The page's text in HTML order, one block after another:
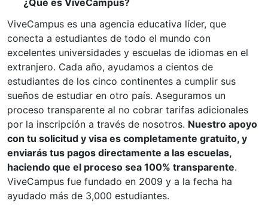
¿Qué es ViveCampus?
ViveCampus es una agencia educativa líder, que
conecta a estudiantes de todo el mundo con
excelentes universidades y escuelas de idiomas en el
extranjero. Cada año, ayudamos a cientos de
estudiantes de los cinco continentes a cumplir sus
sueños de estudiar en otro país. Aseguramos un
proceso transparente al no cobrar tarifas adicionales
por la inscripción a través de nosotros. Nuestro apoyo
con tu solicitud y visa es completamente gratuito, y
enviarás tus pagos directamente a las escuelas,
haciendo que el proceso sea 100% transparente.
ViveCampus fue fundado en 2009 y a la fecha ha
ayudado más de 3,000 estudiantes.